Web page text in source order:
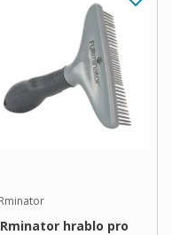
hrablo pro